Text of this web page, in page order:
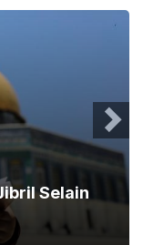
Selain